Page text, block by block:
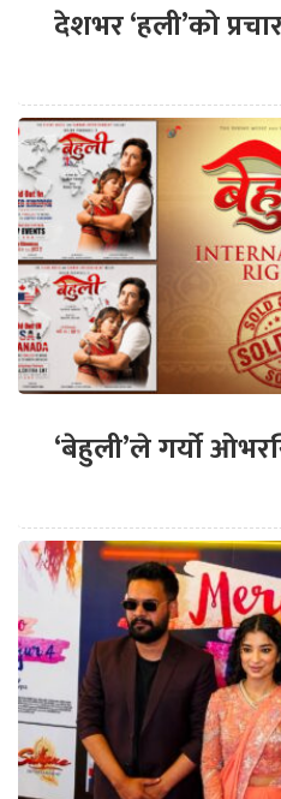
देशभर ‘हली’को
‘बेहुली’ले गर्यो